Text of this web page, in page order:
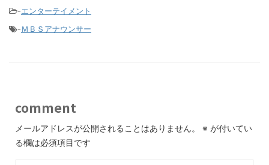
-エンターテイメント
-ＭＢＳアナウンサー
comment
メールアドレスが公開されることはありません。 ※ が付いてい
る欄は必須項目です